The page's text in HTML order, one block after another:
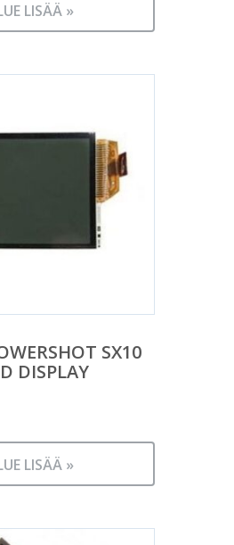
LISÄÄ »
SX10
DISPLAY
LISÄÄ »